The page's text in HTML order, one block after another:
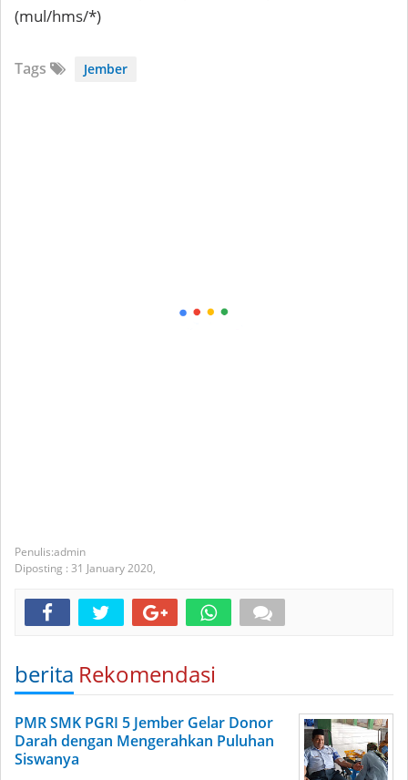
(mul/hms/*)
Tags Jember
admin
Diposting : 31 January 2020,
berita Rekomendasi
PMR SMK PGRI 5 Jember Gelar Donor
Darah dengan Mengerahkan Puluhan
Siswanya